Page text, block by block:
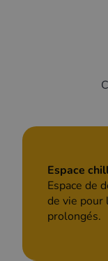
Espace
Espace de
de vie pour
prolongés.